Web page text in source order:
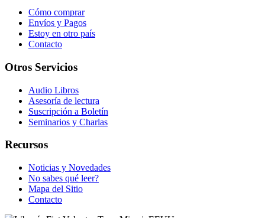
Cómo comprar
Envíos y Pagos
Estoy en otro país
Contacto
Otros Servicios
Audio Libros
Asesoría de lectura
Suscripción a Boletín
Seminarios y Charlas
Recursos
Noticias y Novedades
No sabes qué leer?
Mapa del Sitio
Contacto